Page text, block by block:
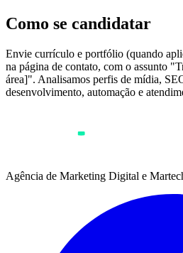
Como se candidatar
Envie currículo e portfólio (quando
na página de contato, com o assunto
área]". Analisamos perfis de mídia,
desenvolvimento, automação e
Agência de Marketing Digital e